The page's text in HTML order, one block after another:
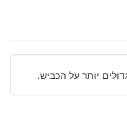
יותר על הכביש.